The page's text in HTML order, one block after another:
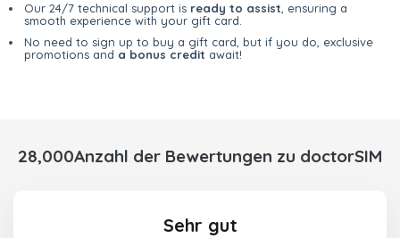
Our 24/7 technical support is ready to assist, ensuring a
smooth experience with your gift card.
No need to sign up to buy a gift card, but if you do, exclusive
promotions and a bonus credit await!
28,000Anzahl der Bewertungen zu doctorSIM
Sehr gut